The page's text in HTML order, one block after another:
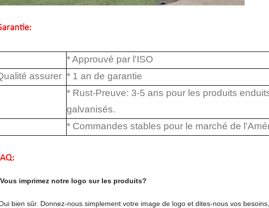
* Approuvé par l'ISO
assurer * 1 an de garantie
* Rust-Preuve: 3-5 ans pour les produits
galvanisés.
* Commandes stables pour le marché de
Vous imprimez notre logo sur les produits?
bien sûr. Donnez-nous simplement votre image de logo et dites-nous vos